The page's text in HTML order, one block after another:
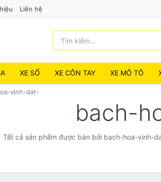
Liên hệ
XE SỐ XE CÔN TAY XE MÔ TÔ
vinh-dat-
bach-
Tất cả sản phẩm được bán bởi bach-hoa-vinh-